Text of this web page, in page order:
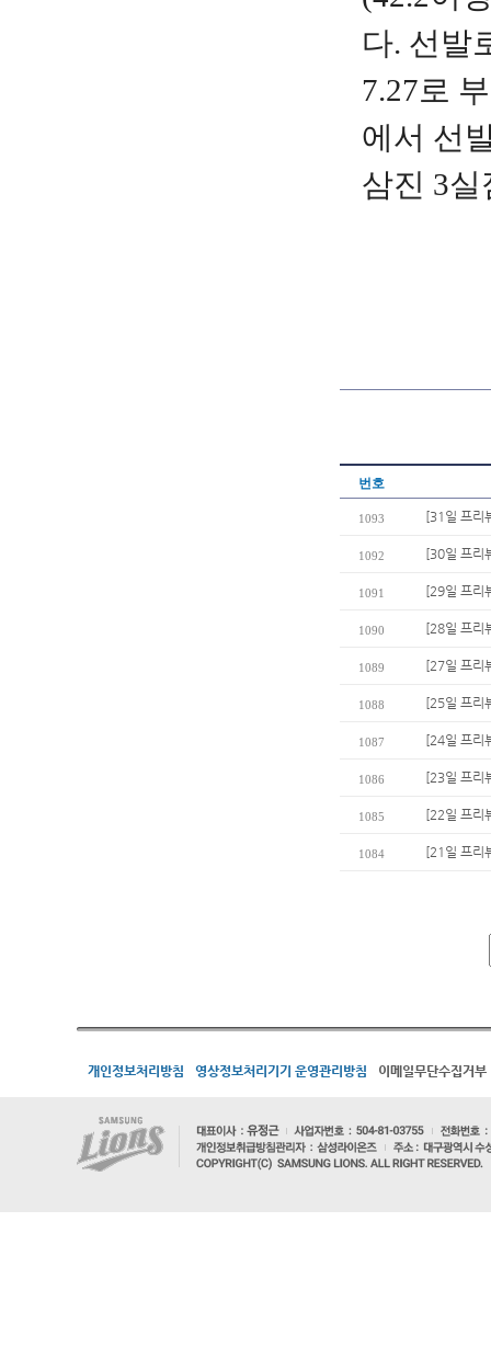
다. 선발
7.27로
에서 선
삼진 3
번호
1093 [31일 프리
1092 [30일 프리
1091 [29일 프리
1090 [28일 프리
1089 [27일 프리
1088 [25일 프리
1087 [24일 프리
1086 [23일 프리
1085 [22일 프리
1084 [21일 프리
개인정보처리방침 영상정보처리기기 운영관리방침 이메일무단수집거부